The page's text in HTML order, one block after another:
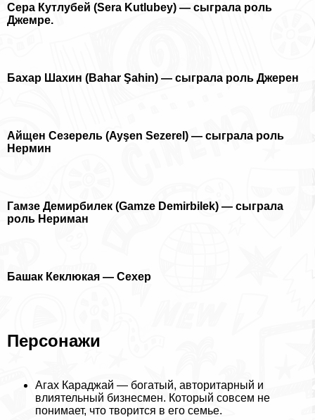
Сера Кутлубей (Sera Kutlubey) — сыграла роль
Джемре.
Бахар Шахин (Bahar Şahin) — сыграла роль Джерен
Айщен Сезерель (Ayşen Sezerel) — сыграла роль
Нермин
Гамзе Демирбилек (Gamze Demirbilek) — сыграла
роль Нериман
Башак Кеклюкая — Сехер
Персонажи
Агах Караджай — богатый, авторитарный и
влиятельный бизнесмен. Который совсем не
понимает, что творится в его семье.